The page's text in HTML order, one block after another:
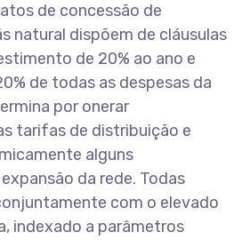
de concessão de
natural dispõem de cláusulas
de 20% ao ano e
de todas as despesas da
por onerar
tarifas de distribuição e
alguns
da rede. Todas
com o elevado
indexado a parâmetros